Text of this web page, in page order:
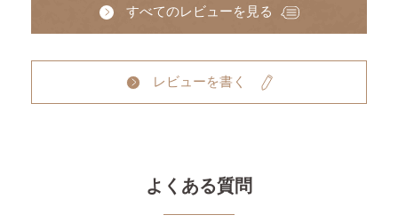
すべてのレビューを見る
レビューを書く
よくある質問